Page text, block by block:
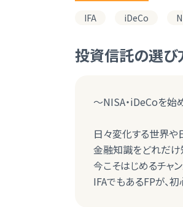
IFA
iDeCo
投資信託の選び
～NISA・iDeCoを始
日々変化する世界や
金融知識をどれだけ
今こそはじめるチャン
IFAでもあるFPが、